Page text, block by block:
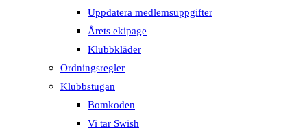
Uppdatera medlemsuppgifter
Årets ekipage
Klubbkläder
Ordningsregler
Klubbstugan
Bomkoden
Vi tar Swish